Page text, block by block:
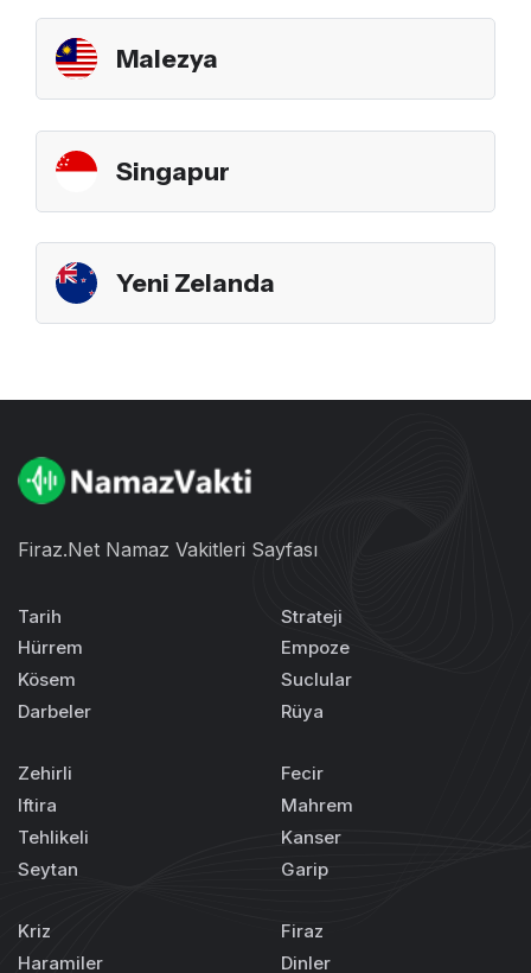
Malezya
Singapur
Yeni Zelanda
Firaz.Net Namaz Vakitleri Sayfası
Tarih
Hürrem
Kösem
Darbeler
Strateji
Empoze
Suclular
Rüya
Zehirli
Iftira
Tehlikeli
Seytan
Fecir
Mahrem
Kanser
Garip
Kriz
Haramiler
Firaz
Dinler